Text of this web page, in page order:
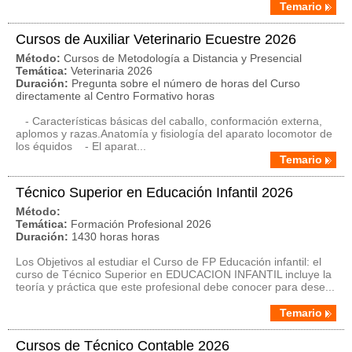
Temario
Cursos de Auxiliar Veterinario Ecuestre 2026
Método: Cursos de Metodología a Distancia y Presencial
Temática: Veterinaria 2026
Duración: Pregunta sobre el número de horas del Curso
directamente al Centro Formativo horas
- Características básicas del caballo, conformación externa,
aplomos y razas.Anatomía y fisiología del aparato locomotor de
los équidos - El aparat...
Temario
Técnico Superior en Educación Infantil 2026
Método:
Temática: Formación Profesional 2026
Duración: 1430 horas horas
Los Objetivos al estudiar el Curso de FP Educación infantil: el
curso de Técnico Superior en EDUCACION INFANTIL incluye la
teoría y práctica que este profesional debe conocer para dese...
Temario
Cursos de Técnico Contable 2026